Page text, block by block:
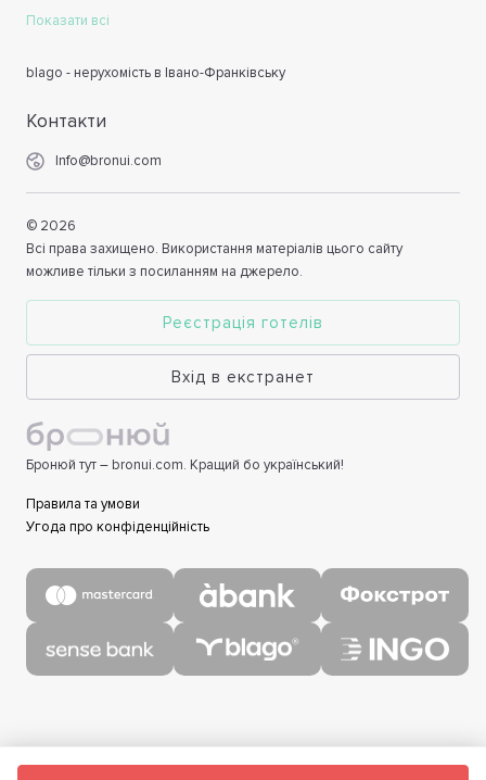
Показати всі
blago - нерухомість в Івано-Франківську
Контакти
Info@bronui.com
© 2026
Всі права захищено. Використання матеріалів цього сайту
можливе тільки з посиланням на джерело.
Реєстрація готелів
Вхід в екстранет
Бронюй тут – bronui.com. Кращий бо український!
Правила та умови
Угода про конфіденційність